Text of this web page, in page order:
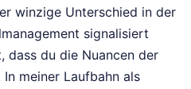
winzige Unterschied in der
signalisiert
dass du die Nuancen der
meiner Laufbahn als